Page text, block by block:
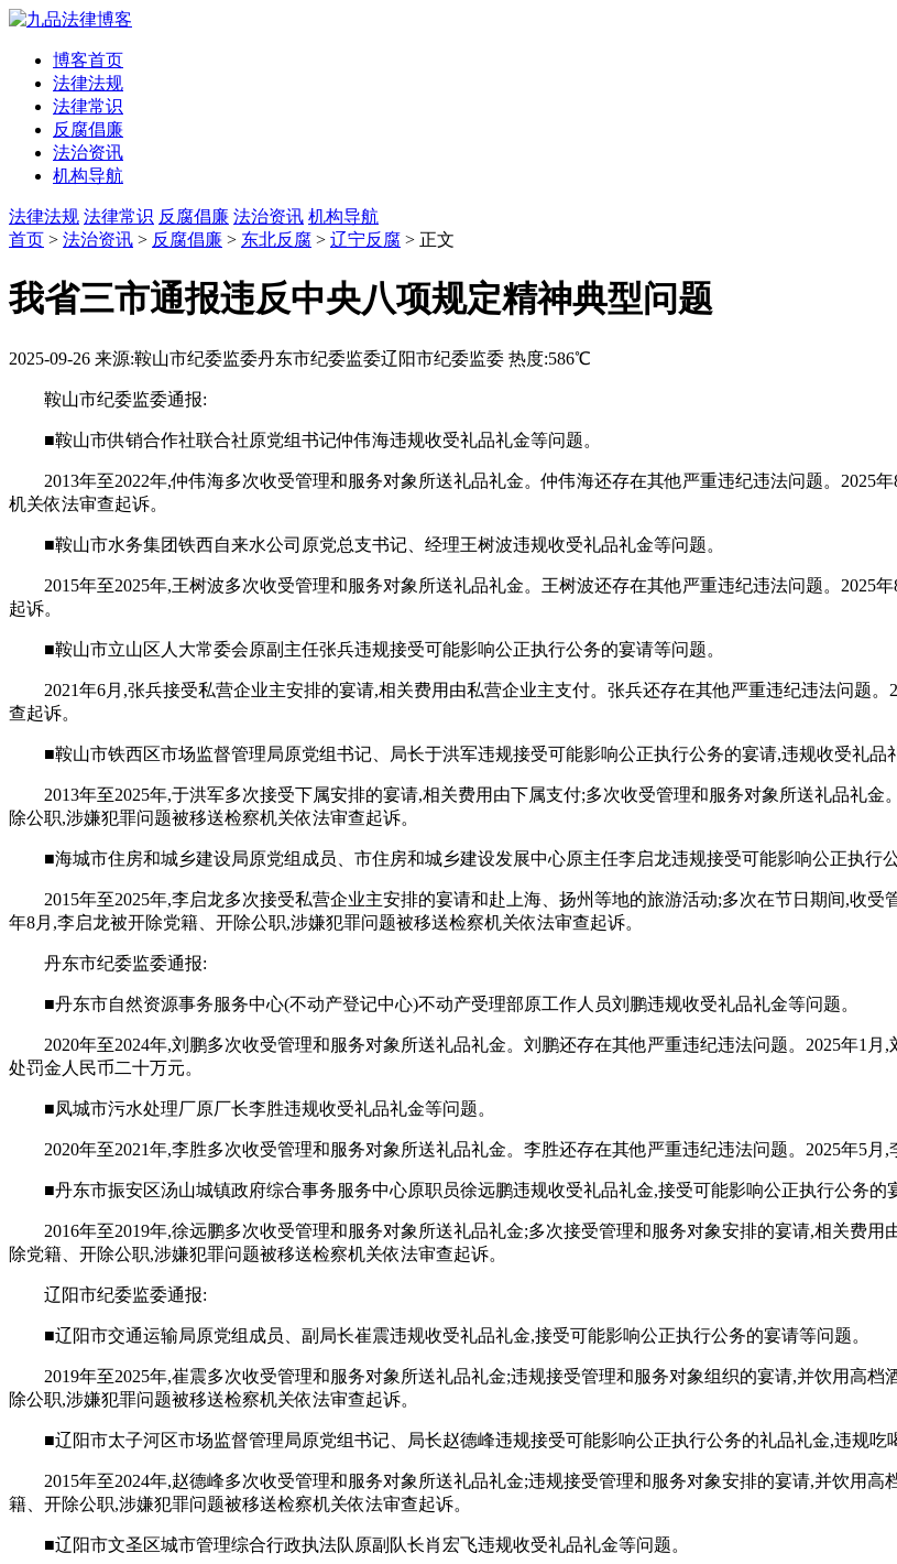
博客首页
法律法规
法律常识
反腐倡廉
法治资讯
机构导航
法律法规 法律常识 反腐倡廉 法治资讯 机构导航
首页 > 法治资讯 > 反腐倡廉 > 东北反腐 > 辽宁反腐 > 正文
我省三市通报违反中央八项规定精神典型问题
2025-09-26 来源:鞍山市纪委监委丹东市纪委监委辽阳市纪委监委 热度:586℃
鞍山市纪委监委通报:
■鞍山市供销合作社联合社原党组书记仲伟海违规收受礼品礼金等问题。
2013年至2022年,仲伟海多次收受管理和服务对象所送礼品礼金。仲伟海还存在其他严重违纪违法问题。2025
机关依法审查起诉。
■鞍山市水务集团铁西自来水公司原党总支书记、经理王树波违规收受礼品礼金等问题。
2015年至2025年,王树波多次收受管理和服务对象所送礼品礼金。王树波还存在其他严重违纪违法问题。2025
起诉。
■鞍山市立山区人大常委会原副主任张兵违规接受可能影响公正执行公务的宴请等问题。
2021年6月,张兵接受私营企业主安排的宴请,相关费用由私营企业主支付。张兵还存在其他严重违纪违法问题
查起诉。
■鞍山市铁西区市场监督管理局原党组书记、局长于洪军违规接受可能影响公正执行公务的宴请,违规收受礼品
2013年至2025年,于洪军多次接受下属安排的宴请,相关费用由下属支付;多次收受管理和服务对象所送礼品礼
除公职,涉嫌犯罪问题被移送检察机关依法审查起诉。
■海城市住房和城乡建设局原党组成员、市住房和城乡建设发展中心原主任李启龙违规接受可能影响公正执行
2015年至2025年,李启龙多次接受私营企业主安排的宴请和赴上海、扬州等地的旅游活动;多次在节日期间,收
年8月,李启龙被开除党籍、开除公职,涉嫌犯罪问题被移送检察机关依法审查起诉。
丹东市纪委监委通报:
■丹东市自然资源事务服务中心(不动产登记中心)不动产受理部原工作人员刘鹏违规收受礼品礼金等问题。
2020年至2024年,刘鹏多次收受管理和服务对象所送礼品礼金。刘鹏还存在其他严重违纪违法问题。2025年1
处罚金人民币二十万元。
■凤城市污水处理厂原厂长李胜违规收受礼品礼金等问题。
2020年至2021年,李胜多次收受管理和服务对象所送礼品礼金。李胜还存在其他严重违纪违法问题。2025年5
■丹东市振安区汤山城镇政府综合事务服务中心原职员徐远鹏违规收受礼品礼金,接受可能影响公正执行公务的
2016年至2019年,徐远鹏多次收受管理和服务对象所送礼品礼金;多次接受管理和服务对象安排的宴请,相关费
除党籍、开除公职,涉嫌犯罪问题被移送检察机关依法审查起诉。
辽阳市纪委监委通报:
■辽阳市交通运输局原党组成员、副局长崔震违规收受礼品礼金,接受可能影响公正执行公务的宴请等问题。
2019年至2025年,崔震多次收受管理和服务对象所送礼品礼金;违规接受管理和服务对象组织的宴请,并饮用高
除公职,涉嫌犯罪问题被移送检察机关依法审查起诉。
■辽阳市太子河区市场监督管理局原党组书记、局长赵德峰违规接受可能影响公正执行公务的礼品礼金,违规吃
2015年至2024年,赵德峰多次收受管理和服务对象所送礼品礼金;违规接受管理和服务对象安排的宴请,并饮用
籍、开除公职,涉嫌犯罪问题被移送检察机关依法审查起诉。
■辽阳市文圣区城市管理综合行政执法队原副队长肖宏飞违规收受礼品礼金等问题。